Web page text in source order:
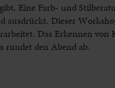
Eine Farb- und
ausdrückt. Dieser
Das Erkennen
rundet den Abend ab.